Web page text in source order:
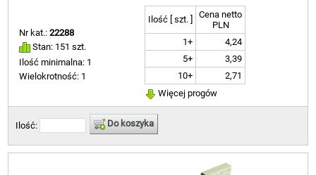
Nr kat.:22288
Stan: 151 szt.
Ilość minimalna: 1
Wielokrotność: 1
Ilość [ szt. ]
Cena netto
PLN
1+
4,24
5+
3,39
10+
2,71
Więcej progów
Ilość: Do koszyka